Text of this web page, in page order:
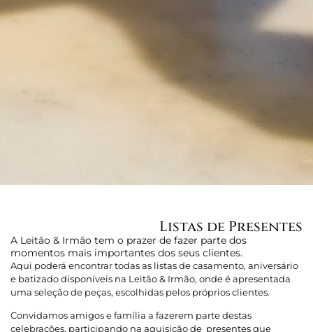
Listas de Presentes
A Leitão & Irmão tem o prazer de fazer parte dos
momentos mais importantes dos seus clientes.
Aqui poderá encontrar todas as listas de casamento, aniversário
e batizado disponíveis na Leitão & Irmão, onde é apresentada
uma seleção de peças, escolhidas pelos próprios clientes.
Convidamos amigos e família a fazerem parte destas
celebrações, participando na aquisição de presentes que